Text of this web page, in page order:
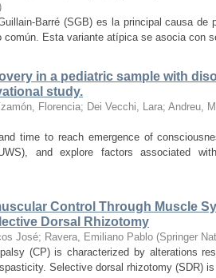
Barré (SGB) es la principal causa
común. Esta variante atípica se asocia con
in a pediatric sample with
study.
Florencia; Dei Vecchi, Lara; Andreu,
time to reach emergence of
and explore factors associated
Control Through Muscle
Dorsal Rhizotomy
José; Ravera, Emiliano Pablo (Springer
(CP) is characterized by alterations
Selective dorsal rhizotomy (SDR)